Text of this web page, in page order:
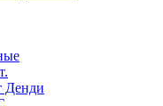
Денди